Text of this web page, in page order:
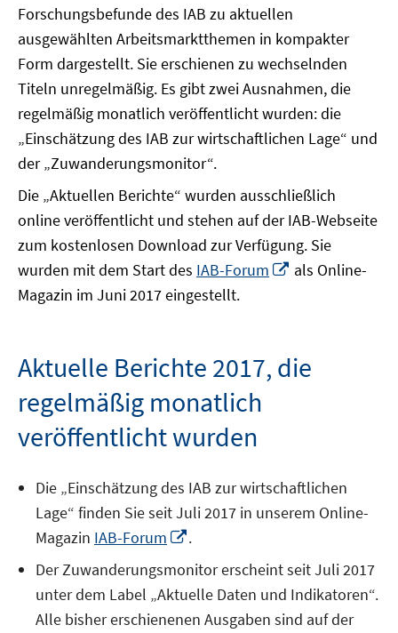
Forschungsbefunde des IAB zu aktuellen
ausgewählten Arbeitsmarktthemen in kompakter
Form dargestellt. Sie erschienen zu wechselnden
Titeln unregelmäßig. Es gibt zwei Ausnahmen, die
regelmäßig monatlich veröffentlicht wurden: die
„Einschätzung des IAB zur wirtschaftlichen Lage“ und
der „Zuwanderungsmonitor“.
Die „Aktuellen Berichte“ wurden ausschließlich
online veröffentlicht und stehen auf der IAB-Webseite
zum kostenlosen Download zur Verfügung. Sie
wurden mit dem Start des IAB-Forum
In
als Online-
Magazin im Juni 2017 eingestellt.
Aktuelle Berichte 2017, die
regelmäßig monatlich
veröffentlicht wurden
Die „Einschätzung des IAB zur wirtschaftlichen
Lage“ finden Sie seit Juli 2017 in unserem Online-
Magazin IAB-Forum
Fenster
öffnen
.
Der Zuwanderungsmonitor erscheint seit Juli 2017
unter dem Label „Aktuelle Daten und Indikatoren“.
Alle bisher erschienenen Ausgaben sind auf der